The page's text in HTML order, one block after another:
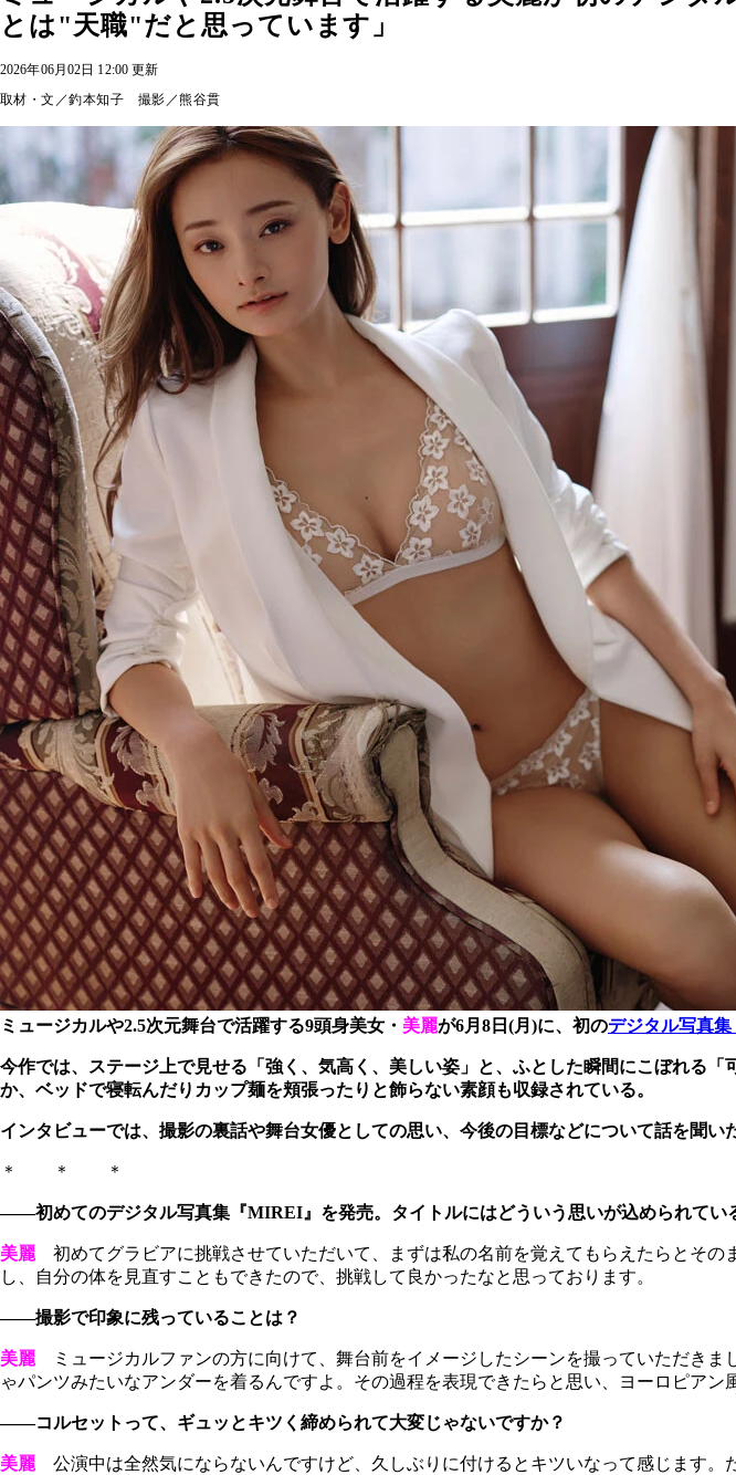
とは"天職"だと思っています」
2026年06月02日 12:00 更新
取材・文／釣本知子 撮影／熊谷貫
ミュージカルや2.5次元舞台で活躍する9頭身美女・ 美麗が6月8日(月)に、初のデジタル写真集
今作では、ステージ上で見せる「強く、気高く、美しい姿」と、ふとした瞬間にこぼれる
か、ベッドで寝転んだりカップ麺を頬張ったりと飾らない素顔も収録されている。
インタビューでは、撮影の裏話や舞台女優としての思い、今後の目標などについて話を聞い
＊ ＊ ＊
――初めてのデジタル写真集『MIREI』を発売。タイトルにはどういう思いが込められてい
美麗 初めてグラビアに挑戦させていただいて、まずは私の名前を覚えてもらえたらとそ
し、自分の体を見直すこともできたので、挑戦して良かったなと思っております。
――撮影で印象に残っていることは？
美麗 ミュージカルファンの方に向けて、舞台前をイメージしたシーンを撮っていただき
ゃパンツみたいなアンダーを着るんですよ。その過程を表現できたらと思い、ヨーロピアン
――コルセットって、ギュッとキツく締められて大変じゃないですか？
美麗 公演中は全然気にならないんですけど、久しぶりに付けるとキツいなって感じます